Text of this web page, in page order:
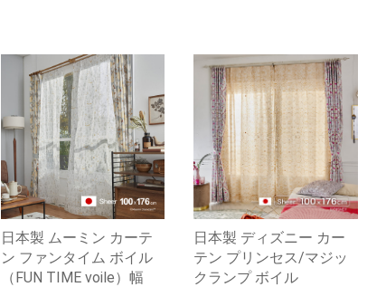
日本製 ムーミン カーテ
ン ファンタイム ボイル
（FUN TIME voile）幅
日本製 ディズニー カー
テン プリンセス/マジッ
クランプ ボイル